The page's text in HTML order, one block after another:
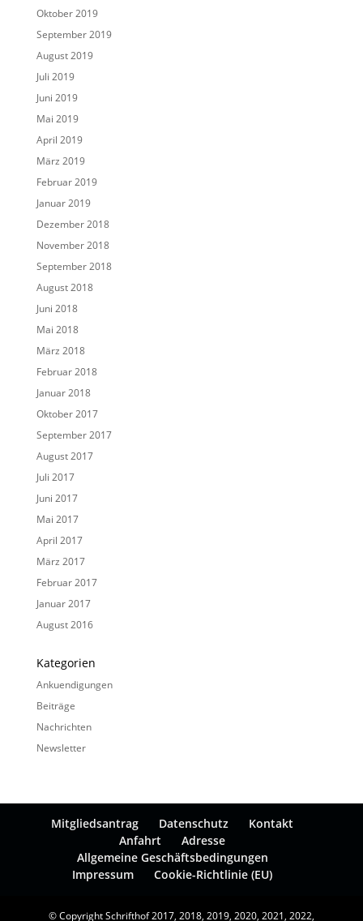
Oktober 2019
September 2019
August 2019
Juli 2019
Juni 2019
Mai 2019
April 2019
März 2019
Februar 2019
Januar 2019
Dezember 2018
November 2018
September 2018
August 2018
Juni 2018
Mai 2018
März 2018
Februar 2018
Januar 2018
Oktober 2017
September 2017
August 2017
Juli 2017
Juni 2017
Mai 2017
April 2017
März 2017
Februar 2017
Januar 2017
August 2016
Kategorien
Ankuendigungen
Beiträge
Nachrichten
Newsletter
Mitgliedsantrag Datenschutz
Kontakt
Anfahrt
Adresse
Allgemeine Geschäftsbedingungen
Impressum
Cookie-Richtlinie (EU)
© Copyright Schrifthof 2017, 2018, 2019, 2020, 2021, 2022,